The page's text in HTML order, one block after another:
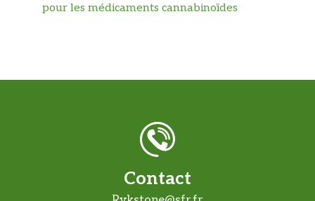
pour les médicaments cannabinoïdes
Contact